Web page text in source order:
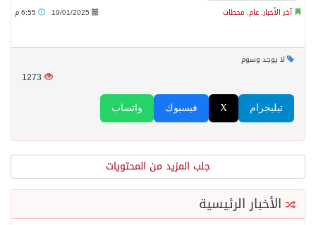
آخر الأخبار, عام, محطات 19/01/2025
لا يوجد وسوم
1273
واتساب فيسبوك X تيليجرام
جلب المزيد من المحتويات
الأخبار الرئيسية